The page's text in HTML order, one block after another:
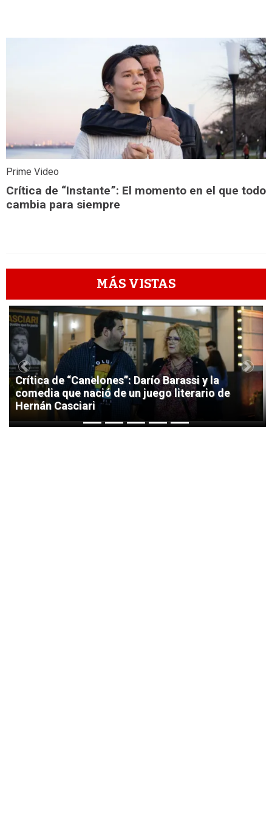
Prime Video
Crítica de “Instante”: El momento en el que todo
cambia para siempre
MÁS VISTAS
1
Crítica de “Canelones”: Darío Barassi y la
comedia que nació de un juego literario de
Hernán Casciari
Previous Next